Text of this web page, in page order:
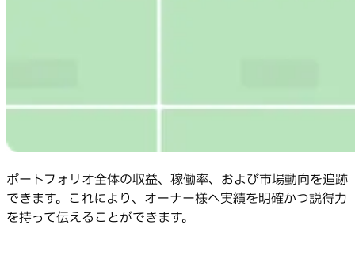
ポートフォリオ全体の収益、稼働率、および市場動向を追跡
できます。これにより、オーナー様へ実績を明確かつ説得力
を持って伝えることができます。